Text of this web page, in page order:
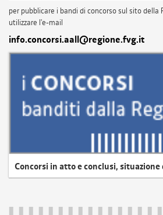
per pubblicare i bandi di concorso sul sito della
utilizzare l'e-mail
info.concorsi.aall@regione.fvg.it
Concorsi in atto e conclusi,